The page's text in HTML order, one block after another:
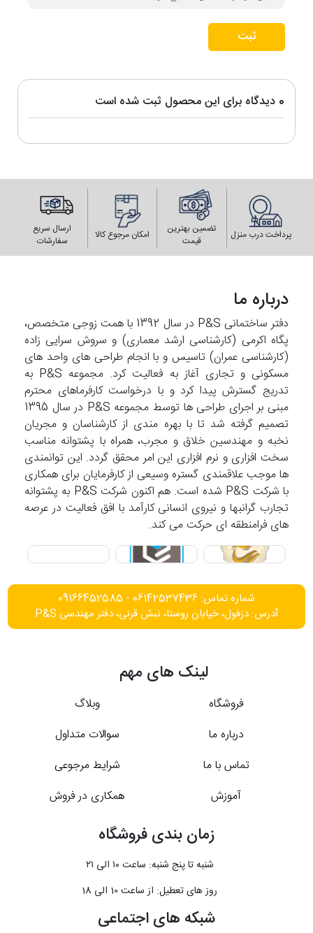
0 دیدگاه برای این محصول ثبت شده است
ثبت
پرداخت درب منزل
تضمین بهترین
قیمت
امکان مرجوع کالا
ارسال سریع
سفارشات
درباره ما
دفتر ساختمانی P&S در سال 1392 با همت زوجی متخصص،
پگاه اکرمی (کارشناسی ارشد معماری) و سروش سرایی زاده
(کارشناسی عمران) تاسیس و با انجام طراحی های واحد های
مسکونی و تجاری آغاز به فعالیت کرد. مجموعه P&S به
تدریج گسترش پیدا کرد و با درخواست کارفرماهای محترم
مبنی بر اجرای طراحی ها توسط مجموعه P&S در سال 1395
تصمیم گرفته شد تا با بهره مندی از کارشناسان و مجریان
نخبه و مهندسین خلاق و مجرب، همراه با پشتوانه مناسب
سخت افزاری و نرم افزاری این امر محقق گردد. این توانمندی
ها موجب علاقمندی گستره وسیعی از کارفرمایان برای همکاری
با شرکت P&S شده است. هم اکنون شرکت P&S به پشتوانه
تجارب گرانبها و نیروی انسانی کارآمد با افق فعالیت در عرصه
های فرامنطقه ای حرکت می کند.
شماره تماس: 06142537436 - 09166452585
آدرس: دزفول، خیابان روستا، نبش قرنی، دفتر مهندسی P&S
لینک های مهم
فروشگاه
وبلاگ
درباره ما
سوالات متداول
تماس با ما
شرایط مرجوعی
آموزش
همکاری در فروش
زمان بندی فروشگاه
شنبه تا پنج شنبه: ساعت ۱۰ الی ۲۱
روز های تعطیل: از ساعت 10 الی 18
شبکه های اجتماعی